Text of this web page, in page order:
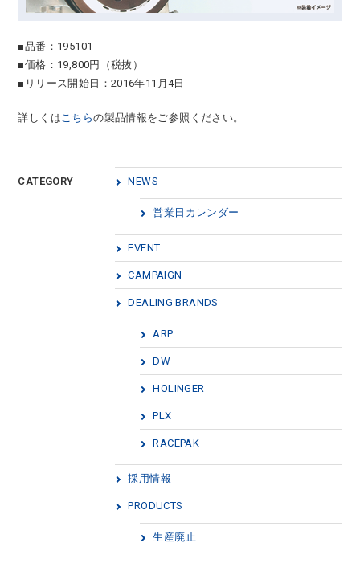
■品番：195101
■価格：19,800円（税抜）
■リリース開始日：2016年11月4日
詳しくはこちらの製品情報をご参照ください。
CATEGORY NEWS
営業日カレンダー
EVENT
CAMPAIGN
DEALING BRANDS
ARP
DW
HOLINGER
PLX
RACEPAK
採用情報
PRODUCTS
生産廃止